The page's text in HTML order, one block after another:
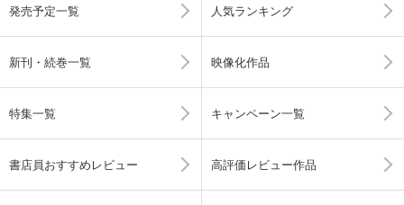
発売予定一覧 人気ランキング
新刊・続巻一覧 映像化作品
特集一覧 キャンペーン一覧
書店員おすすめレビュー 高評価レビュー作品